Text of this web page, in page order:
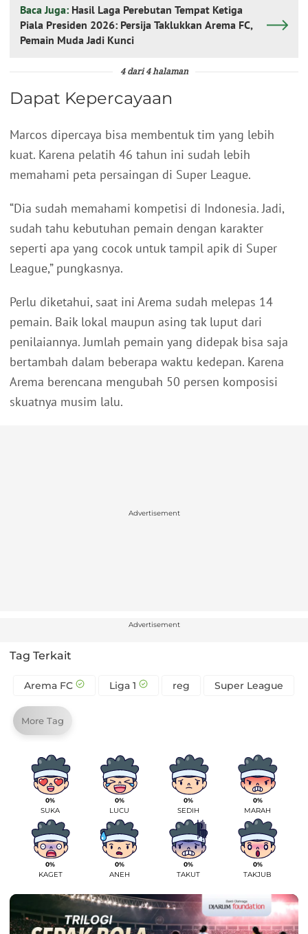
Baca Juga: Hasil Laga Perebutan Tempat Ketiga
Piala Presiden 2026: Persija Taklukkan Arema FC,
Pemain Muda Jadi Kunci
4 dari 4 halaman
Dapat Kepercayaan
Marcos dipercaya bisa membentuk tim yang lebih
kuat. Karena pelatih 46 tahun ini sudah lebih
memahami peta persaingan di Super League.
“Dia sudah memahami kompetisi di Indonesia. Jadi,
sudah tahu kebutuhan pemain dengan karakter
seperti apa yang cocok untuk tampil apik di Super
League,” pungkasnya.
Perlu diketahui, saat ini Arema sudah melepas 14
pemain. Baik lokal maupun asing tak luput dari
penilaiannya. Jumlah pemain yang didepak bisa saja
bertambah dalam beberapa waktu kedepan. Karena
Arema berencana mengubah 50 persen komposisi
skuatnya musim lalu.
Advertisement
Advertisement
Tag Terkait
Arema FC Liga 1 reg Super League
More Tag
0%
SUKA
0%
LUCU
0%
SEDIH
0%
MARAH
0%
KAGET
0%
ANEH
0%
TAKUT
0%
TAKJUB